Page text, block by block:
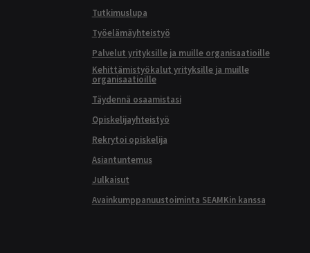
Tutkimuslupa
Työelämäyhteistyö
Palvelut yrityksille ja muille organisaatioille
Kehittämistyökalut yrityksille ja muille
organisaatioille
Täydennä osaamistasi
Opiskelijayhteistyö
Rekrytoi opiskelija
Asiantuntemus
Julkaisut
Avainkumppanuustoiminta SEAMKin kanssa